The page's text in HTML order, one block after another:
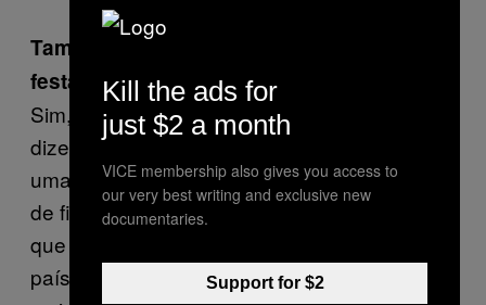
Também ouvi dizer que vai haver uma
festa algures. É verdade?
Sim, também pensámos nisso. Ouvimos
dizer que existem uns tipos que organizam
umas festas altamente, então, como forma
de finalizar adequadamente o evento, e para
que a equipa de organizadores e o próprio
país fiquem guardados na memória de todos
Kill the ads for
just $2 a month
VICE membership also gives you access to
our very best writing and exclusive new
documentaries.
Support for $2